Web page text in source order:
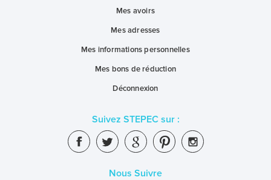
Mes avoirs
Mes adresses
Mes informations personnelles
Mes bons de réduction
Déconnexion
Suivez STEPEC sur :
Nous Suivre